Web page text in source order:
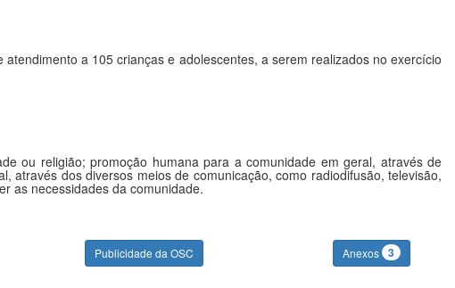
a 105 crianças e adolescentes, a serem realizados no exercício
ou religião; promoção humana para a comunidade em geral, através de
através dos diversos meios de comunicação, como radiodifusão, televisão,
as necessidades da comunidade.
Publicidade da OSC Anexos 3